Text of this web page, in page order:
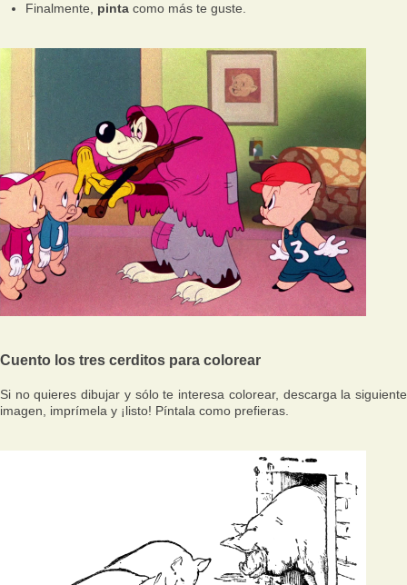
Finalmente,
pinta como más te guste.
Cuento los tres cerditos para colorear
Si no quieres dibujar y sólo te interesa colorear, descarga la siguiente
imagen, imprímela y ¡listo! Píntala como prefieras.